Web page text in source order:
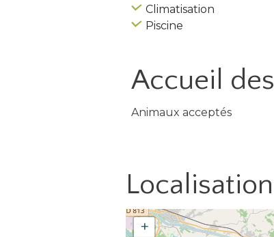
Climatisation
Piscine
Accueil des
Animaux acceptés
Localisation
+